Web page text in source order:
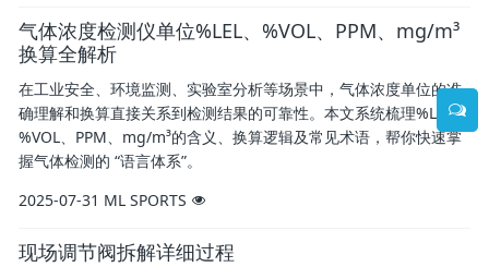
气体浓度检测仪单位%LEL、%VOL、PPM、mg/m³
换算全解析
在工业安全、环境监测、实验室分析等场景中，气体浓度单位的准
确理解和换算直接关系到检测结果的可靠性。本文系统梳理%LEL、
%VOL、PPM、mg/m³的含义、换算逻辑及常见术语，帮你快速掌
握气体检测的 “语言体系”。
2025-07-31 ML SPORTS
现场调节阀拆解详细过程